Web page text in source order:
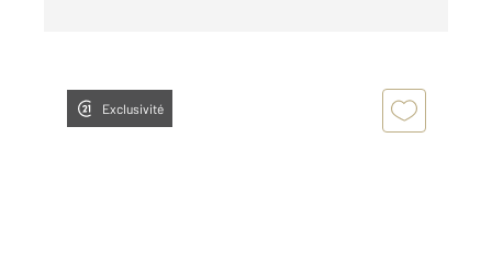
Exclusivité